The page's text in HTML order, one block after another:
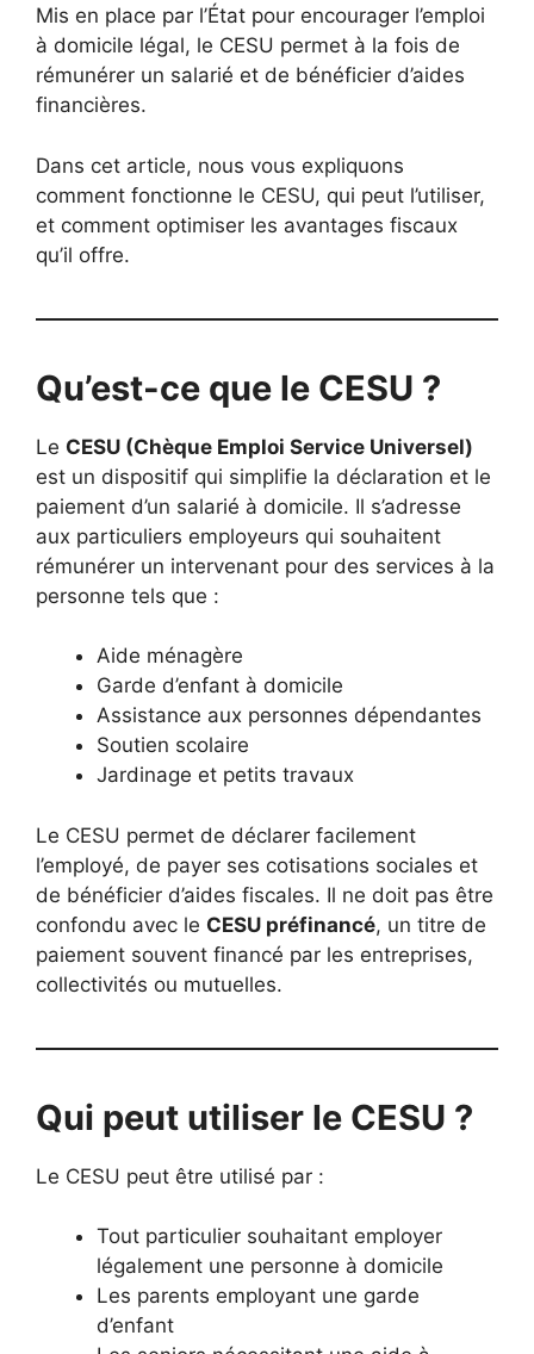
Mis en place par l’État pour encourager l’emploi
à domicile légal, le CESU permet à la fois de
rémunérer un salarié et de bénéficier d’aides
financières.
Dans cet article, nous vous expliquons
comment fonctionne le CESU, qui peut l’utiliser,
et comment optimiser les avantages fiscaux
qu’il offre.
Qu’est-ce que le CESU ?
Le CESU (Chèque Emploi Service Universel)
est un dispositif qui simplifie la déclaration et le
paiement d’un salarié à domicile. Il s’adresse
aux particuliers employeurs qui souhaitent
rémunérer un intervenant pour des services à la
personne tels que :
Aide ménagère
Garde d’enfant à domicile
Assistance aux personnes dépendantes
Soutien scolaire
Jardinage et petits travaux
Le CESU permet de déclarer facilement
l’employé, de payer ses cotisations sociales et
de bénéficier d’aides fiscales. Il ne doit pas être
confondu avec le CESU préfinancé, un titre de
paiement souvent financé par les entreprises,
collectivités ou mutuelles.
Qui peut utiliser le CESU ?
Le CESU peut être utilisé par :
Tout particulier souhaitant employer
légalement une personne à domicile
Les parents employant une garde
d’enfant